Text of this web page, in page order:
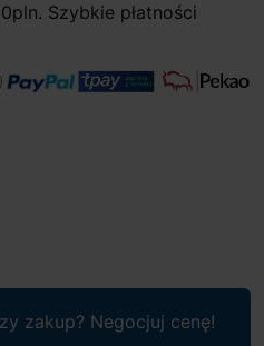
Szybkie płatności
zakup? Negocjuj cenę!